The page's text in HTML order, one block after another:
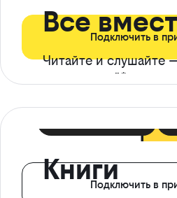
Все
Читайте и слушайте
ограничений*
Подключить в
КнигиПодключить в